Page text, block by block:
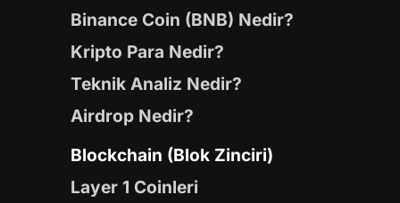
Binance Coin (BNB) Nedir?
Kripto Para Nedir?
Teknik Analiz Nedir?
Airdrop Nedir?
Blockchain (Blok Zinciri)
Layer 1 Coinleri